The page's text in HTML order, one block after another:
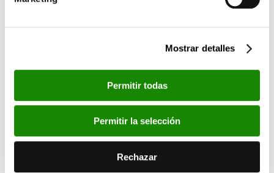
Mostrar detalles
Permitir todas
Permitir la selección
Rechazar
que se realizará un repaso a los distintos enfoques con los que
Un taller didáctico, en el que los más pequeños aprenderán a
hacer un gran panel como el que hizo el pintor valenciano para
la HispanicSocietyde Nueva York, completa las actividades en
Este año, Bancaja destinará a su Obra Social un total de 74,7
millones de euros, lo que supone un incremento superior al 25%,
lo que la convierte en la tercera caja de ahorros de España por
porcentual de este presupuesto en el presente año.